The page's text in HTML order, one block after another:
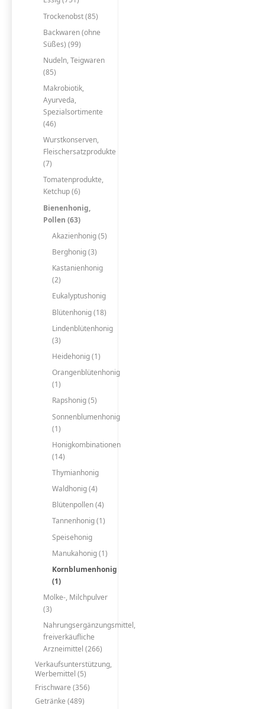
Trockenobst (85)
Backwaren (ohne
Süßes) (99)
Nudeln, Teigwaren
(85)
Makrobiotik,
Ayurveda,
Spezialsortimente
(46)
Wurstkonserven,
Fleischersatzprodukte
(7)
Tomatenprodukte,
Ketchup (6)
Bienenhonig,
Pollen (63)
Akazienhonig (5)
Berghonig (3)
Kastanienhonig
(2)
Eukalyptushonig
Blütenhonig (18)
Lindenblütenhonig
(3)
Heidehonig (1)
Orangenblütenhonig
(1)
Rapshonig (5)
Sonnenblumenhonig
(1)
Honigkombinationen
(14)
Thymianhonig
Waldhonig (4)
Blütenpollen (4)
Tannenhonig (1)
Speisehonig
Manukahonig (1)
Kornblumenhonig
(1)
Molke-, Milchpulver
(3)
Nahrungsergänzungsmittel,
freiverkäufliche
Arzneimittel (266)
Verkaufsunterstützung,
Werbemittel (5)
Frischware (356)
Getränke (489)